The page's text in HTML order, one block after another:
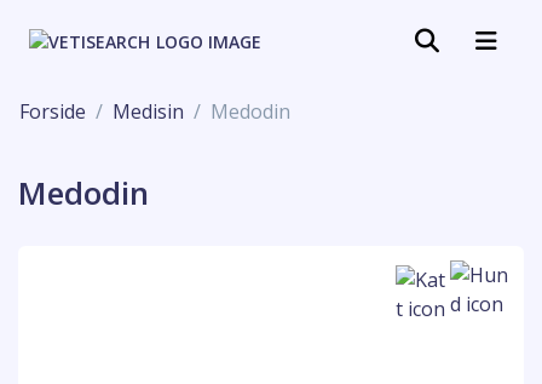
Forside Medisin Medodin
Medodin